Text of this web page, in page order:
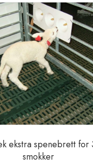
ekstra spenebrett for
smokker